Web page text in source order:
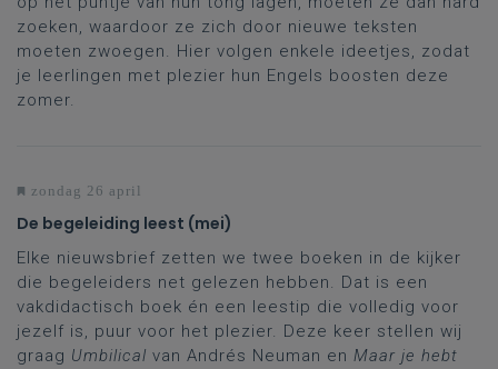
zoeken, waardoor ze zich door nieuwe teksten
moeten zwoegen. Hier volgen enkele ideetjes, zodat
je leerlingen met plezier hun Engels boosten deze
zomer.
zondag 26 april
De begeleiding leest (mei)
Elke nieuwsbrief zetten we twee boeken in de kijker
die begeleiders net gelezen hebben. Dat is een
vakdidactisch boek én een leestip die volledig voor
jezelf is, puur voor het plezier. Deze keer stellen wij
graag Umbilical van Andrés Neuman en Maar je hebt